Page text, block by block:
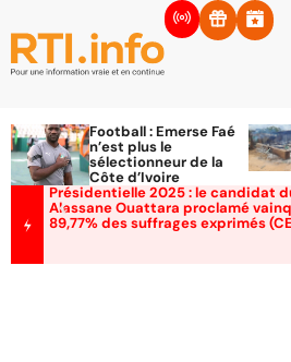
Football : Emerse Faé
n’est plus le
sélectionneur de la
Côte d’Ivoire
Présidentielle 2025 : le candidat
Alassane Ouattara proclamé
89,77% des suffrages exprimés